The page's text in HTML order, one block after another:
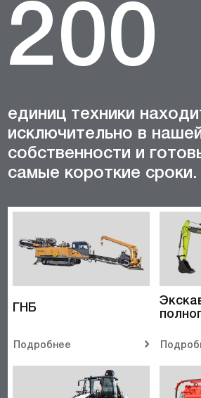
200
единиц техники
исключительно в
собственности и
самые короткие сроки.
ГНБ
Подробнее